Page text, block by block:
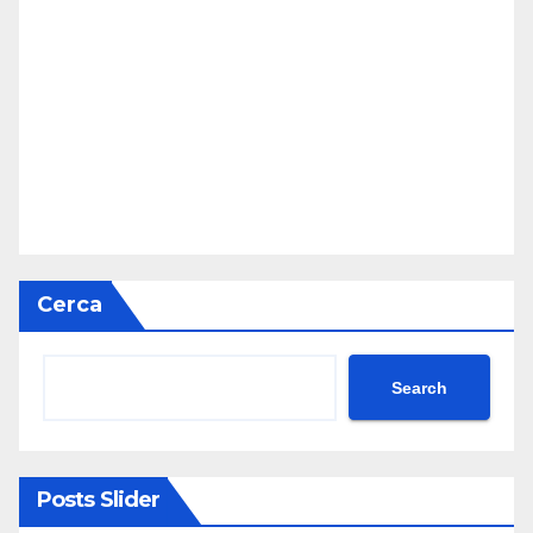
Cerca
Search
Posts Slider